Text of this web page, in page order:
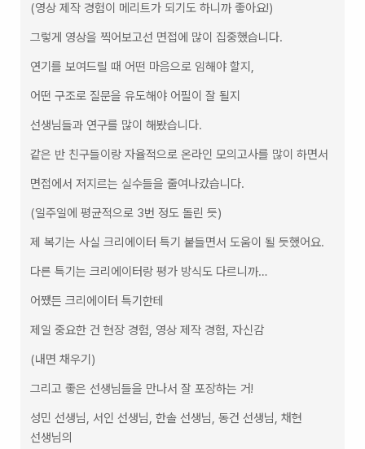
(영상 제작 경험이 메리트가 되기도 하니까 좋아요!)
그렇게 영상을 찍어보고선 면접에 많이 집중했습니다.
연기를 보여드릴 때 어떤 마음으로 임해야 할지,
어떤 구조로 질문을 유도해야 어필이 잘 될지
선생님들과 연구를 많이 해봤습니다.
같은 반 친구들이랑 자율적으로 온라인 모의고사를 많이 하면서
면접에서 저지르는 실수들을 줄여나갔습니다.
(일주일에 평균적으로 3번 정도 돌린 듯)
제 복기는 사실 크리에이터 특기 붙들면서 도움이 될 듯했어요.
다른 특기는 크리에이터랑 평가 방식도 다르니까…
어쨌든 크리에이터 특기한테
제일 중요한 건 현장 경험, 영상 제작 경험, 자신감
(내면 채우기)
그리고 좋은 선생님들을 만나서 잘 포장하는 거!
성민 선생님, 서인 선생님, 한솔 선생님, 동건 선생님, 채현
선생님의